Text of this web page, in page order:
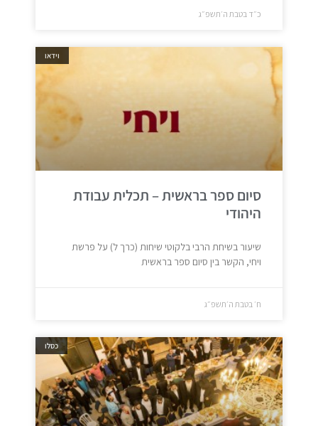
כ״ד בטבת ה׳תשפ״ג
וידאו
סיום ספר בראשית – תכלית עבודת
היהודי
שיעור בשיחת הרבי בלקוטי שיחות (כרך ל) על פרשת
ויחי, הקשר בין סיום ספר בראשית
ח׳ בטבת ה׳תשפ״ג
כסלו